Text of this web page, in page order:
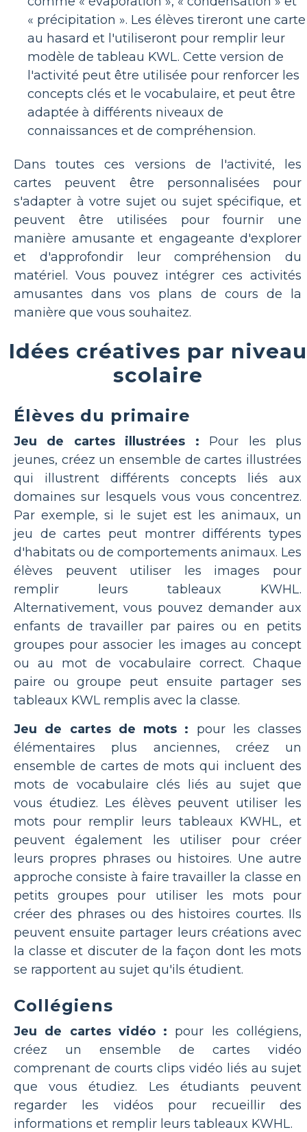
« précipitation ». Les élèves tireront une carte
au hasard et l'utiliseront pour remplir leur
modèle de tableau KWL. Cette version de
l'activité peut être utilisée pour renforcer les
concepts clés et le vocabulaire, et peut être
adaptée à différents niveaux de
connaissances et de compréhension.
Dans toutes ces versions de l'activité, les
cartes peuvent être personnalisées pour
s'adapter à votre sujet ou sujet spécifique, et
peuvent être utilisées pour fournir une
manière amusante et engageante d'explorer
et d'approfondir leur compréhension du
matériel. Vous pouvez intégrer ces activités
amusantes dans vos plans de cours de la
manière que vous souhaitez.
Idées créatives par niveau
scolaire
Élèves du primaire
Jeu de cartes illustrées : Pour les plus
jeunes, créez un ensemble de cartes illustrées
qui illustrent différents concepts liés aux
domaines sur lesquels vous vous concentrez.
Par exemple, si le sujet est les animaux, un
jeu de cartes peut montrer différents types
d'habitats ou de comportements animaux. Les
élèves peuvent utiliser les images pour
remplir leurs tableaux KWHL.
Alternativement, vous pouvez demander aux
enfants de travailler par paires ou en petits
groupes pour associer les images au concept
ou au mot de vocabulaire correct. Chaque
paire ou groupe peut ensuite partager ses
tableaux KWL remplis avec la classe.
Jeu de cartes de mots : pour les classes
élémentaires plus anciennes, créez un
ensemble de cartes de mots qui incluent des
mots de vocabulaire clés liés au sujet que
vous étudiez. Les élèves peuvent utiliser les
mots pour remplir leurs tableaux KWHL, et
peuvent également les utiliser pour créer
leurs propres phrases ou histoires. Une autre
approche consiste à faire travailler la classe en
petits groupes pour utiliser les mots pour
créer des phrases ou des histoires courtes. Ils
peuvent ensuite partager leurs créations avec
la classe et discuter de la façon dont les mots
se rapportent au sujet qu'ils étudient.
Collégiens
Jeu de cartes vidéo : pour les collégiens,
créez un ensemble de cartes vidéo
comprenant de courts clips vidéo liés au sujet
que vous étudiez. Les étudiants peuvent
regarder les vidéos pour recueillir des
informations et remplir leurs tableaux KWHL.